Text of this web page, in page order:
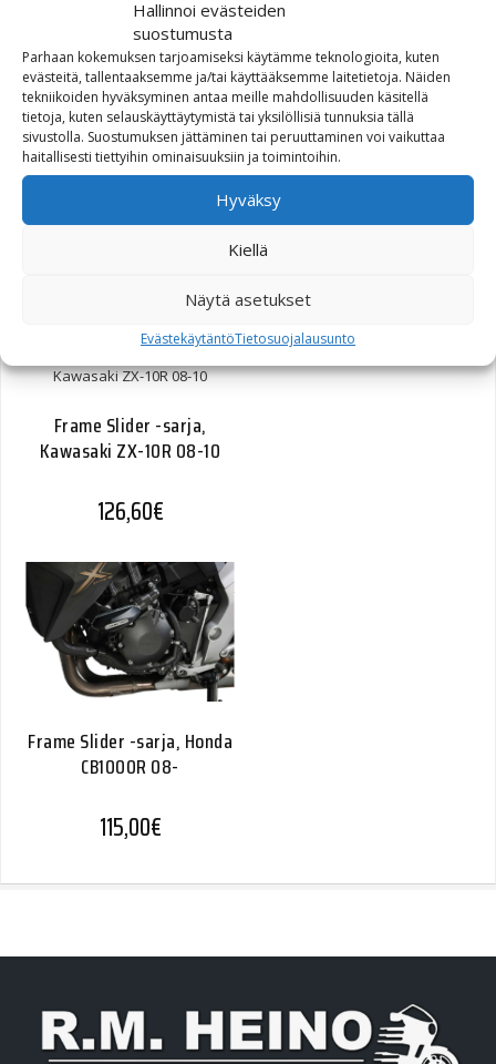
Hallinnoi evästeiden
suostumusta
Parhaan kokemuksen tarjoamiseksi käytämme teknologioita, kuten
evästeitä, tallentaaksemme ja/tai käyttääksemme laitetietoja. Näiden
tekniikoiden hyväksyminen antaa meille mahdollisuuden käsitellä
tietoja, kuten selauskäyttäytymistä tai yksilöllisiä tunnuksia tällä
sivustolla. Suostumuksen jättäminen tai peruuttaminen voi vaikuttaa
haitallisesti tiettyihin ominaisuuksiin ja toimintoihin.
Hyväksy
Kiellä
Näytä asetukset
EvästekäytäntöTietosuojalausunto
Kawasaki Z1000 10-
Frame Slider -sarja,
Kawasaki ZX-10R 08-10
126,60€
Frame Slider -sarja, Honda
CB1000R 08-
115,00€